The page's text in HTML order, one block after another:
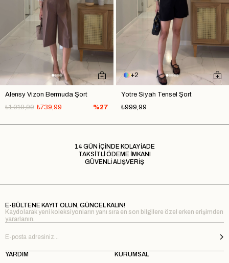
Alensy Vizon Bermuda Şort
₺739,99
₺1.019,99 %27
2
Yotre Siyah Tensel Şort
₺999,99
14 GÜN İÇİNDE KOLAY İADE
TAKSİTLİ ÖDEME İMKANI
GÜVENLİ ALIŞVERİŞ
E-BÜLTENE KAYIT OLUN, GÜNCEL KALIN!
Kaydolarak yeni koleksiyonların yanı sıra en son bilgilere özel erken erişimden
yararlanın.
YARDIM KURUMSAL